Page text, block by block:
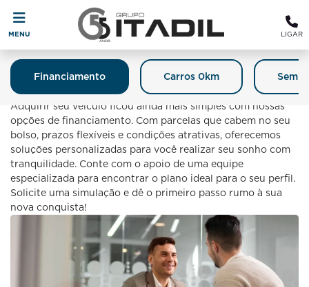
MENU LIGAR
Carros 0km
Financiamento
Financiamento
Adquirir seu veículo ficou ainda mais simples com nossas
opções de financiamento. Com parcelas que cabem no seu
bolso, prazos flexíveis e condições atrativas, oferecemos
soluções personalizadas para você realizar seu sonho com
tranquilidade. Conte com o apoio de uma equipe
especializada para encontrar o plano ideal para o seu perfil.
Solicite uma simulação e dê o primeiro passo rumo à sua
nova conquista!